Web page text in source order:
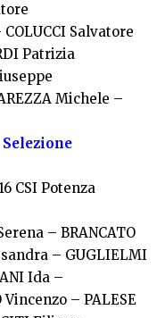
Salvatore
Patrizia
Michele –
Selezione
CSI Potenza
– BRANCATO
– GUGLIELMI
Ida –
– PALESE